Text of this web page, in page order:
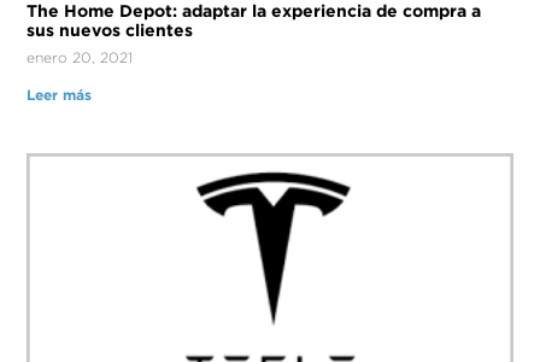
The Home Depot: adaptar la experiencia de compra a
sus nuevos clientes
enero 20, 2021
Leer más